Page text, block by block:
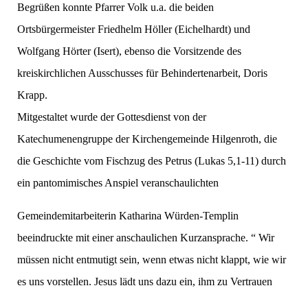
Begrüßen konnte Pfarrer Volk u.a. die beiden
Ortsbürgermeister Friedhelm Höller (Eichelhardt) und
Wolfgang Hörter (Isert), ebenso die Vorsitzende des
kreiskirchlichen Ausschusses für Behindertenarbeit, Doris
Krapp.
Mitgestaltet wurde der Gottesdienst von der
Katechumenengruppe der Kirchengemeinde Hilgenroth, die
die Geschichte vom Fischzug des Petrus (Lukas 5,1-11) durch
ein pantomimisches Anspiel veranschaulichten
Gemeindemitarbeiterin Katharina Würden-Templin
beeindruckte mit einer anschaulichen Kurzansprache. “ Wir
müssen nicht entmutigt sein, wenn etwas nicht klappt, wie wir
es uns vorstellen. Jesus lädt uns dazu ein, ihm zu Vertrauen